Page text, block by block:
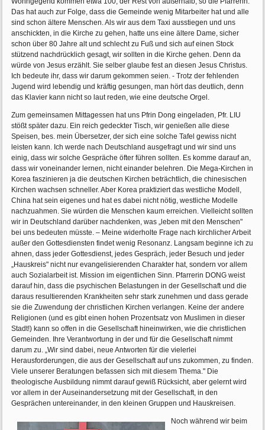
Das hat auch zur Folge, dass die Gemeinde wenig Mitarbeiter hat und alle
sind schon ältere Menschen. Als wir aus dem Taxi ausstiegen und uns
anschickten, in die Kirche zu gehen, hatte uns eine ältere Dame, sicher
schon über 80 Jahre alt und schlecht zu Fuß und sich auf einen Stock
stützend nachdrücklich gesagt, wir sollten in die Kirche gehen. Denn da
würde von Jesus erzählt. Sie selber glaube fest an diesen Jesus Christus.
Ich bedeute ihr, dass wir darum gekommen seien. - Trotz der fehlenden
Jugend wird lebendig und kräftig gesungen, man hört das deutlich, denn
das Klavier kann nicht so laut reden, wie eine deutsche Orgel.
Zum gemeinsamen Mittagessen hat uns Pfrin Dong eingeladen, Pfr. LIU
stößt später dazu. Ein reich gedeckter Tisch, wir genießen alle diese
Speisen, bes. mein Übersetzer, der sich eine solche Tafel gewiss nicht
leisten kann. Ich werde nach Deutschland ausgefragt und wir sind uns
einig, dass wir solche Gespräche öfter führen sollten. Es komme darauf an,
dass wir voneinander lernen, nicht einander belehren. Die Mega-Kirchen in
Korea faszinieren ja die deutschen Kirchen beträchtlich, die chinesischen
Kirchen wachsen schneller. Aber Korea praktiziert das westliche Modell,
China hat sein eigenes und hat es dabei nicht nötig, westliche Modelle
nachzuahmen. Sie würden die Menschen kaum erreichen. Vielleicht sollten
wir in Deutschland darüber nachdenken, was „leben mit den Menschen"
bei uns bedeuten müsste. – Meine widerholte Frage nach kirchlicher Arbeit
außer den Gottesdiensten findet wenig Resonanz. Langsam beginne ich zu
ahnen, dass jeder Gottesdienst, jedes Gespräch, jeder Besuch und jeder
„Hauskreis" nicht nur evangelisierenden Charakter hat, sondern vor allem
auch Sozialarbeit ist. Mission im eigentlichen Sinn. Pfarrerin DONG weist
darauf hin, dass die psychischen Belastungen in der Gesellschaft und die
daraus resultierenden Krankheiten sehr stark zunehmen und dass gerade
sie die Zuwendung der christlichen Kirchen verlangen. Keine der andere
Religionen (und es gibt einen hohen Prozentsatz von Muslimen in dieser
Stadt!) kann so offen in die Gesellschaft hineinwirken, wie die christlichen
Gemeinden. Ihre Verantwortung in der und für die Gesellschaft nimmt
darum zu. „Wir sind dabei, neue Antworten für die vielerlei
Herausforderungen, die aus der Gesellschaft auf uns zukommen, zu finden.
Viele unserer Beratungen befassen sich mit diesem Thema." Die
theologische Ausbildung nimmt darauf gewiß Rücksicht, aber gelernt wird
vor allem in der Auseinandersetzung mit der Gesellschaft, in den
Gesprächen untereinander, in den kleinen Gruppen und Hauskreisen.
Noch während wir beim